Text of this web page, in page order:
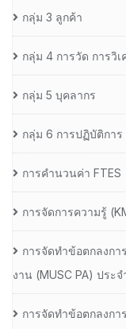
กลุ่ม 3 ลูกค้า
กลุ่ม 4 การวัด การวิ
กลุ่ม 5 บุคลากร
กลุ่ม 6 การปฏิบัติการ
การคำนวนค่า FTES
การจัดการความรู้
การจัดทำข้อตกลงก
งาน (MUSC PA) ประ
การจัดทำข้อตกลงก